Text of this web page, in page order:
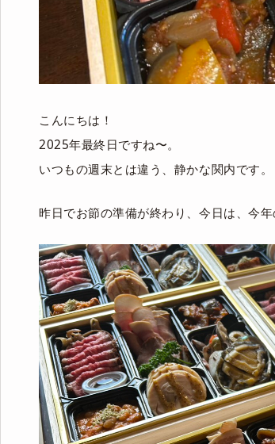
こんにちは！
2025年最終日ですね〜。
いつもの週末とは違う、静かな関内です。
昨日でお節の準備が終わり、今日は、今